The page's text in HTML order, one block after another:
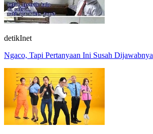
detikInet
Ngaco, Tapi Pertanyaan Ini Susah Dijawabnya